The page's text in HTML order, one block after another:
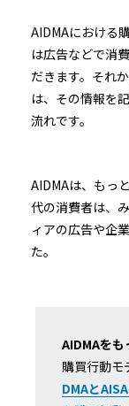
AIDMAにおける
は広告などで消
だきます。それ
は、その情報を
流れです。
AIDMAは、もっ
代の消費者は、
ィアの広告や企
た。
AIDMAをも
購買行動モ
DMAと